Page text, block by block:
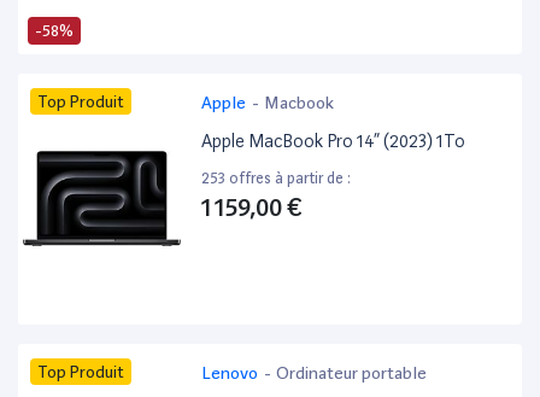
-58%
Top Produit Apple - Macbook
Apple MacBook Pro 14” (2023) 1To
253 offres à partir de :
1 159,00 €
Top Produit Lenovo - Ordinateur portable